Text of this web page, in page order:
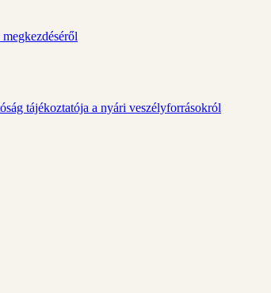
tájékoztatója a nyári veszélyforrásokról